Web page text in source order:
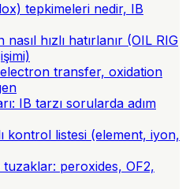
tepkimeleri nedir, IB
hızlı hatırlanır (OIL RIG
electron transfer, oxidation
IB tarzı sorularda adım
kontrol listesi (element, iyon,
tuzaklar: peroxides, OF2,